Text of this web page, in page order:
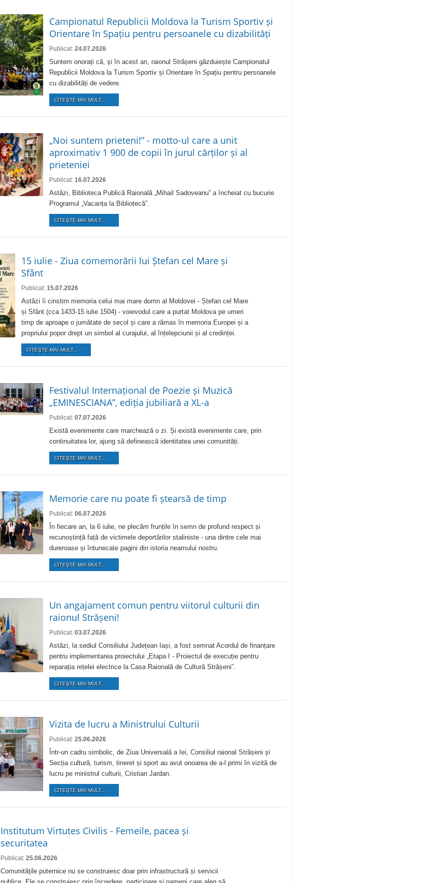
Campionatul Republicii Moldova la Turism Sportiv și
Orientare în Spațiu pentru persoanele cu dizabilități
Publicat: 24.07.2026
Suntem onorați că, și în acest an, raionul Strășeni găzduiește Campionatul
Republicii Moldova la Turism Sportiv și Orientare în Spațiu pentru persoanele
cu dizabilități de vedere.
CITEŞTE MAI MULT...
„Noi suntem prieteni!” - motto-ul care a unit
aproximativ 1 900 de copii în jurul cărților și al
prieteniei
Publicat: 16.07.2026
Astăzi, Biblioteca Publică Raională „Mihail Sadoveanu” a încheiat cu bucurie
Programul „Vacanța la Bibliotecă”.
CITEŞTE MAI MULT...
15 iulie - Ziua comemorării lui Ștefan cel Mare și
Sfânt
Publicat: 15.07.2026
Astăzi îi cinstim memoria celui mai mare domn al Moldovei - Ștefan cel Mare
și Sfânt (cca 1433-15 iulie 1504) - voievodul care a purtat Moldova pe umeri
timp de aproape o jumătate de secol și care a rămas în memoria Europei și a
propriului popor drept un simbol al curajului, al înțelepciunii și al credinței.
CITEŞTE MAI MULT...
Festivalul Internațional de Poezie și Muzică
„EMINESCIANA”, ediția jubiliară a XL-a
Publicat: 07.07.2026
Există evenimente care marchează o zi. Și există evenimente care, prin
continuitatea lor, ajung să definească identitatea unei comunități.
CITEŞTE MAI MULT...
Memorie care nu poate fi ștearsă de timp
Publicat: 06.07.2026
În fiecare an, la 6 iulie, ne plecăm frunțile în semn de profund respect și
recunoștință față de victimele deportărilor staliniste - una dintre cele mai
dureroase și întunecate pagini din istoria neamului nostru.
CITEŞTE MAI MULT...
Un angajament comun pentru viitorul culturii din
raionul Strășeni!
Publicat: 03.07.2026
Astăzi, la sediul Consiliului Județean Iași, a fost semnat Acordul de finanțare
pentru implementarea proiectului „Etapa I - Proiectul de execuție pentru
reparația rețelei electrice la Casa Raională de Cultură Strășeni”.
CITEŞTE MAI MULT...
Vizita de lucru a Ministrului Culturii
Publicat: 25.06.2026
Într-un cadru simbolic, de Ziua Universală a Iei, Consiliul raional Strășeni și
Secția cultură, turism, tineret și sport au avut onoarea de a-l primi în vizită de
lucru pe ministrul culturii, Cristian Jardan.
CITEŞTE MAI MULT...
Institutum Virtutes Civilis - Femeile, pacea și
securitatea
Publicat: 25.06.2026
Comunitățile puternice nu se construiesc doar prin infrastructură și servicii